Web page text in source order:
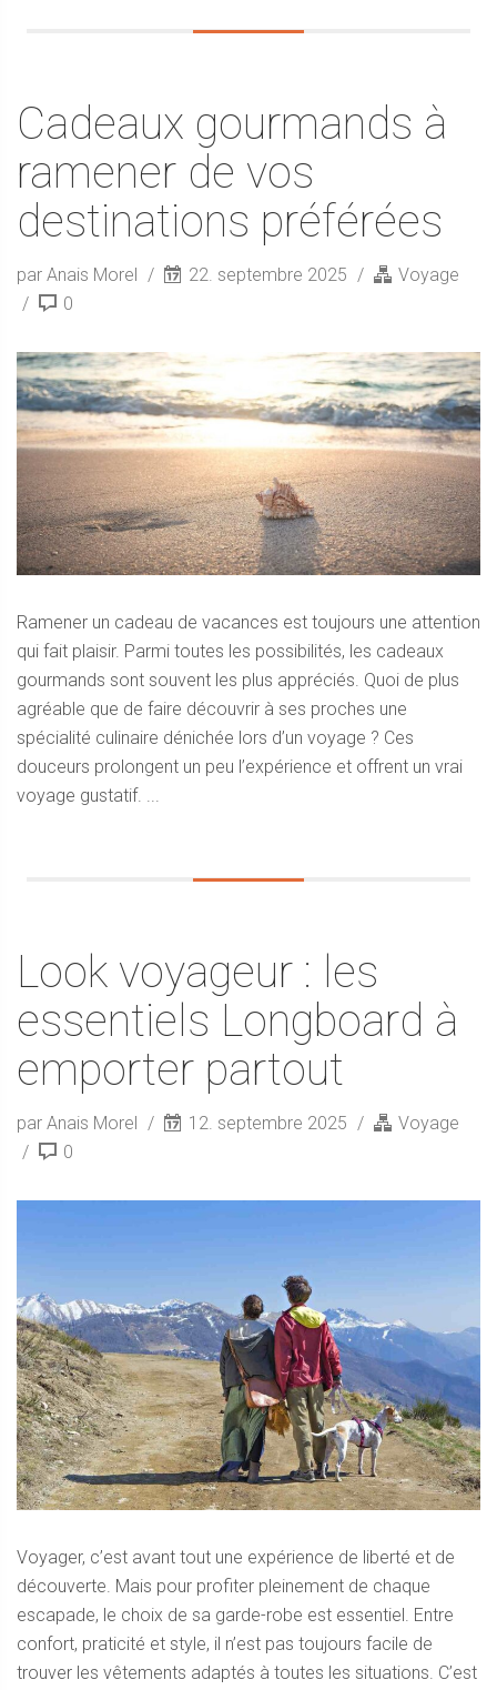
Cadeaux gourmands à
ramener de vos
destinations préférées
par Anais Morel 22. septembre 2025
Voyage
0
Ramener un cadeau de vacances est toujours une attention
qui fait plaisir. Parmi toutes les possibilités, les cadeaux
gourmands sont souvent les plus appréciés. Quoi de plus
agréable que de faire découvrir à ses proches une
spécialité culinaire dénichée lors d’un voyage ? Ces
douceurs prolongent un peu l’expérience et offrent un vrai
voyage gustatif. ...
Look voyageur : les
essentiels Longboard à
emporter partout
par Anais Morel 12. septembre 2025
Voyage
0
Voyager, c’est avant tout une expérience de liberté et de
découverte. Mais pour profiter pleinement de chaque
escapade, le choix de sa garde-robe est essentiel. Entre
confort, praticité et style, il n’est pas toujours facile de
trouver les vêtements adaptés à toutes les situations. C’est